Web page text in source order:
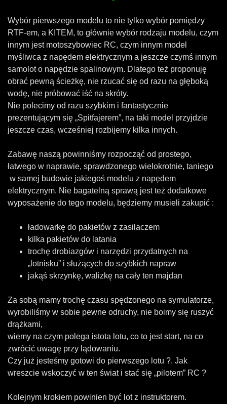
Wybór pierwszego modelu to nie tylko wybór pomiędzy
RTF-em, a KITEM, to głównie wybór rodzaju modelu, czym
innym jest motoszybowiec RC, czym innym model
myśliwca z napędem elektrycznym a jeszcze czymś innym
samolot o napędzie spalinowym. Dlatego też proponuję
obrać pewną ścieżkę, nie rzucać się od razu na głęboką
wodę, nie próbować iść na skróty.
Nie polecimy od razu szybkim i fantastycznie
prezentującym się „Spitfajerem”, na taki model przyjdzie
jeszcze czas, wcześniej rozbijemy kilka innych.
Zabawę naszą powinniśmy rozpocząć od prostego,
łatwego w naprawie, sprawdzonego wielokrotnie, taniego
w samej budowie jakiegoś modelu z napędem
elektrycznym. Nie bagatelną sprawą jest też dodatkowe
wyposażenie do tego modelu, będziemy musieli zakupić :
ładowarkę do pakietów z zasilaczem
kilka pakietów do latania
trochę drobiazgów i narzędzi przydatnych na
„lotnisku” i służących do szybkich napraw
jakąś skrzynkę, walizkę na cały ten majdan
Za sobą mamy trochę czasu spędzonego na symulatorze,
wyrobiliśmy w sobie pewne odruchy, nie boimy się ruszyć
drążkami,
wiemy na czym polega istota lotu, co to jest start, na co
zwrócić uwagę przy lądowaniu.
Czy już jesteśmy gotowi do pierwszego lotu ?. Jak
wreszcie wskoczyć w ten świat i stać się „pilotem” RC ?
Kolejnym krokiem powinien być lot z instruktorem.